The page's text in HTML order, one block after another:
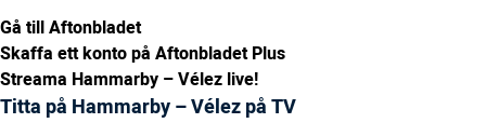
Gå till Aftonbladet
Skaffa ett konto på Aftonbladet Plus
Streama Hammarby – Vélez live!
Titta på Hammarby – Vélez på TV